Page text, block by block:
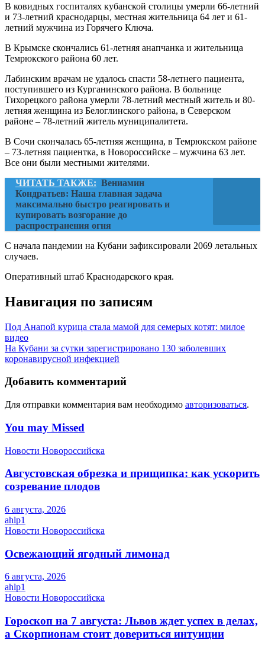
В ковидных госпиталях кубанской столицы умерли 66-летний
и 73-летний краснодарцы, местная жительница 64 лет и 61-
летний мужчина из Горячего Ключа.
В Крымске скончались 61-летняя анапчанка и жительница
Темрюкского района 60 лет.
Лабинским врачам не удалось спасти 58-летнего пациента,
поступившего из Курганинского района. В больнице
Тихорецкого района умерли 78-летний местный житель и 80-
летняя женщина из Белоглинского района, в Северском
районе – 78-летний житель муниципалитета.
В Сочи скончалась 65-летняя женщина, в Темрюкском районе
– 73-летняя пациентка, в Новороссийске – мужчина 63 лет.
Все они были местными жителями.
ЧИТАТЬ ТАКЖЕ: Вениамин
Кондратьев: Наша главная задача
максимально быстро реагировать и
купировать возгорание до
распространения огня
С начала пандемии на Кубани зафиксировали 2069 летальных
случаев.
Оперативный штаб Краснодарского края.
Навигация по записям
Под Анапой курица стала мамой для семерых котят: милое
видео
На Кубани за сутки зарегистрировано 130 заболевших
коронавирусной инфекцией
Добавить комментарий
Для отправки комментария вам необходимо авторизоваться.
You may Missed
Новости Новороссийска
Августовская обрезка и прищипка: как ускорить
созревание плодов
6 августа, 2026
ahlp1
Новости Новороссийска
Освежающий ягодный лимонад
6 августа, 2026
ahlp1
Новости Новороссийска
Гороскоп на 7 августа: Львов ждет успех в делах,
а Скорпионам стоит довериться интуиции